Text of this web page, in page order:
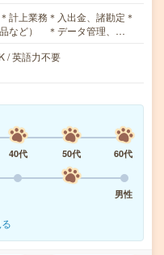
計上業務＊入出金、諸勘定＊
など） ＊データ管理、…
/ 英語力不要
40代 50代
60代
男性